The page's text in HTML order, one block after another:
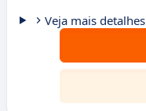
Veja mais detalhes